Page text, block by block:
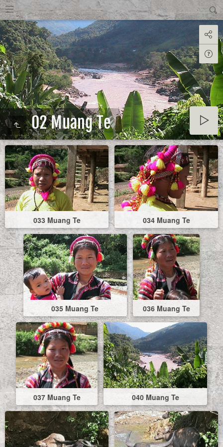
02 Muang Te
033 Muang Te 034 Muang Te
035 Muang Te 036 Muang Te
037 Muang Te 040 Muang Te